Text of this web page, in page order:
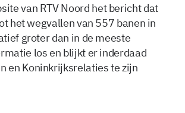
van RTV Noord het bericht dat
het wegvallen van 557 banen in
groter dan in de meeste
los en blijkt er inderdaad
en Koninkrijksrelaties te zijn